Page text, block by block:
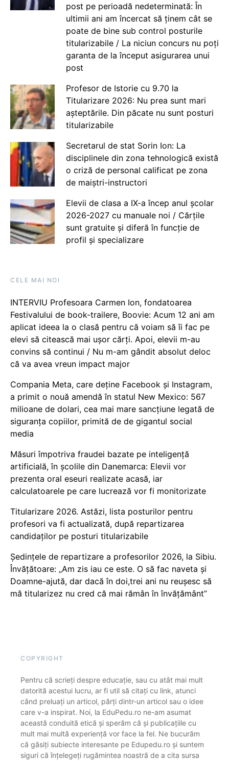
post pe perioadă nedeterminată: În
ultimii ani am încercat să ținem cât se
poate de bine sub control posturile
titularizabile / La niciun concurs nu poți
garanta de la început asigurarea unui
post
Profesor de Istorie cu 9.70 la
Titularizare 2026: Nu prea sunt mari
așteptările. Din păcate nu sunt posturi
titularizabile
Secretarul de stat Sorin Ion: La
disciplinele din zona tehnologică există
o criză de personal calificat pe zona
de maiștri-instructori
Elevii de clasa a IX-a încep anul școlar
2026-2027 cu manuale noi / Cărțile
sunt gratuite și diferă în funcție de
profil și specializare
CELE MAI NOI
INTERVIU Profesoara Carmen Ion, fondatoarea
Festivalului de book-trailere, Boovie: Acum 12 ani am
aplicat ideea la o clasă pentru că voiam să îi fac pe
elevi să citească mai ușor cărți. Apoi, elevii m-au
convins să continui / Nu m-am gândit absolut deloc
că va avea vreun impact major
Compania Meta, care deține Facebook și Instagram,
a primit o nouă amendă în statul New Mexico: 567
milioane de dolari, cea mai mare sancțiune legată de
siguranța copiilor, primită de de gigantul social
media
Măsuri împotriva fraudei bazate pe inteligență
artificială, în școlile din Danemarca: Elevii vor
prezenta oral eseuri realizate acasă, iar
calculatoarele pe care lucrează vor fi monitorizate
Titularizare 2026. Astăzi, lista posturilor pentru
profesori va fi actualizată, după repartizarea
candidaților pe posturi titularizabile
Ședințele de repartizare a profesorilor 2026, la Sibiu.
Învățătoare: „Am zis iau ce este. O să fac naveta și
Doamne-ajută, dar dacă în doi,trei ani nu reușesc să
mă titularizez nu cred că mai rămân în învățământ”
COPYRIGHT
Pentru că scrieți despre educație, sau cu atât mai mult
datorită acestui lucru, ar fi util să citați cu link, atunci
când preluați un articol, părți dintr-un articol sau o idee
care v-a inspirat. Noi, la EduPedu.ro ne-am asumat
această conduită etică și sperăm că și publicațiile cu
mult mai multă experiență vor face la fel. Ne bucurăm
că găsiți subiecte interesante pe Edupedu.ro și suntem
siguri că înțelegeți rugămintea noastră de a cita sursa